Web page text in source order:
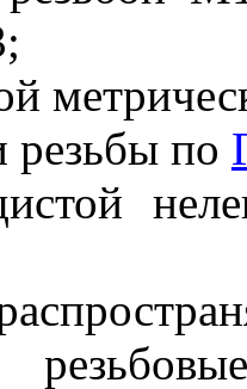
резьбы по
резьбовые